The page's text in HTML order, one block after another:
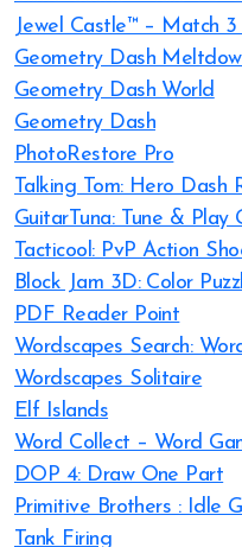
Jewel Castle™ – Match 3
Geometry Dash
Geometry Dash World
Geometry Dash
PhotoRestore Pro
Talking Tom: Hero Dash
GuitarTuna: Tune & Play
Tacticool: PvP Action
Block Jam 3D: Color
PDF Reader Point
Wordscapes Search:
Wordscapes Solitaire
Elf Islands
Word Collect – Word
DOP 4: Draw One Part
Primitive Brothers : Idle
Tank Firing